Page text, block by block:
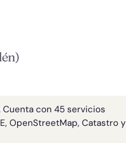
Cuenta con 45 servicios
OpenStreetMap, Catastro y